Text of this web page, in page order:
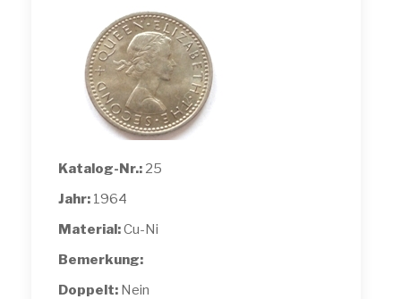
Katalog-Nr.: 25
Jahr: 1964
Material:Cu-Ni
Bemerkung:
Doppelt: Nein